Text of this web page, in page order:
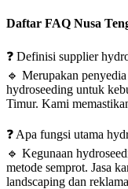
Daftar FAQ Nusa
❓ Definisi supplier
🔹 Merupakan
hydroseeding untuk
Timur. Kami
❓ Apa fungsi utama
🔹 Kegunaan
metode semprot. Jasa
landscaping dan